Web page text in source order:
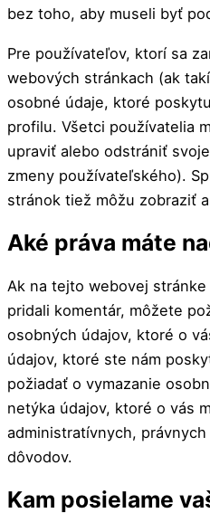
bez toho, aby museli byť
Pre používateľov, ktorí sa
webových stránkach (ak
osobné údaje, ktoré
profilu. Všetci používatelia
upraviť alebo odstrániť
zmeny používateľského).
stránok tiež môžu zobraziť
Aké práva máte
Ak na tejto webovej
pridali komentár, môžete
osobných údajov, ktoré o
údajov, ktoré ste nám
požiadať o vymazanie
netýka údajov, ktoré o vás
administratívnych,
dôvodov.
Kam posielame